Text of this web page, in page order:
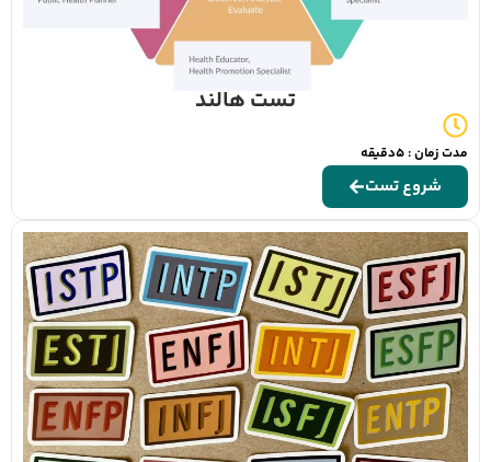
تست هالند
مدت زمان : 5دقیقه
شروع تست